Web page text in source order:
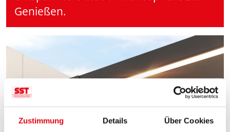
Zustimmung Details Über Cookies
Genießen.